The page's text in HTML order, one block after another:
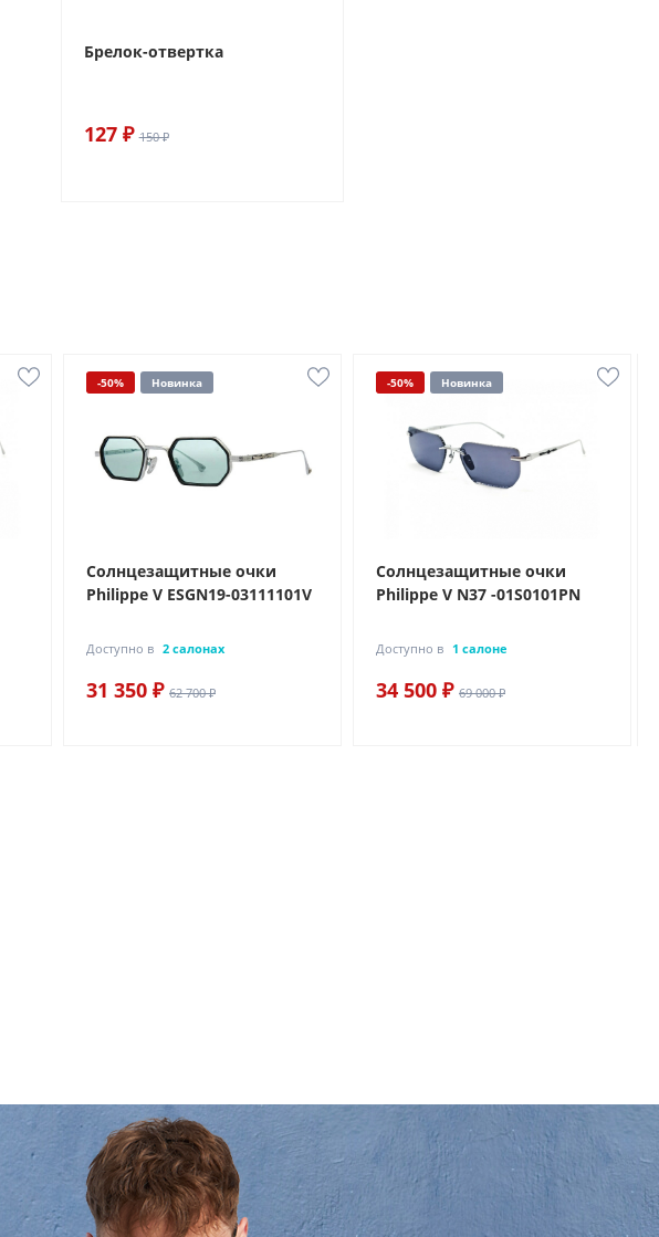
Брелок-отвертка
127 ₽ 150 ₽
-50% Новинка
Солнцезащитные очки
Philippe V ESGN19-03111101V
Доступно в 2 салонах
31 350 ₽ 62 700 ₽
-50% Новинка
Солнцезащитные очки
Philippe V N37 -01S0101PN
Доступно в 1 салоне
34 500 ₽ 69 000 ₽